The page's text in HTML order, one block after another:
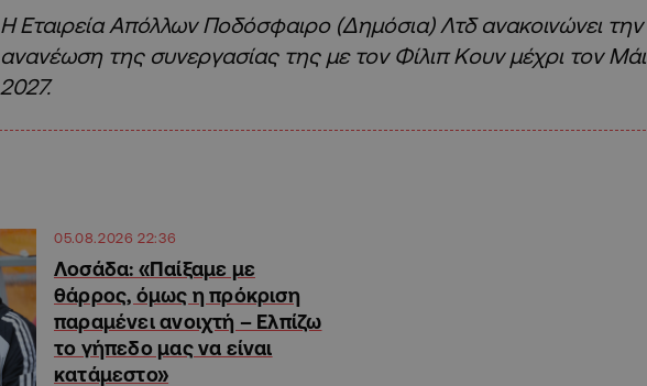
Η Εταιρεία Απόλλων Ποδόσφαιρο (Δημόσια) Λτδ ανακοινώνει την
ανανέωση της συνεργασίας της με τον Φίλιπ Κουν μέχρι τον
2027.
05.08.2026 22:36
Λοσάδα: «Παίξαμε με
θάρρος, όμως η πρόκριση
παραμένει ανοιχτή – Ελπίζω
το γήπεδο μας να είναι
κατάμεστο»